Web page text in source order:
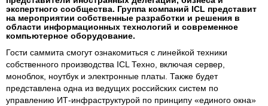
экспертного сообщества. Группа компаний ICL представит
на мероприятии собственные разработки и решения в
области информационных технологий и современное
компьютерное оборудование.
Гости саммита смогут ознакомиться с линейкой техники
собственного производства ICL Техно, включая сервер,
моноблок, ноутбук и электронные платы. Также будет
представлена одна из ведущих российских систем по
управлению ИТ-инфраструктурой по принципу «единого окна»